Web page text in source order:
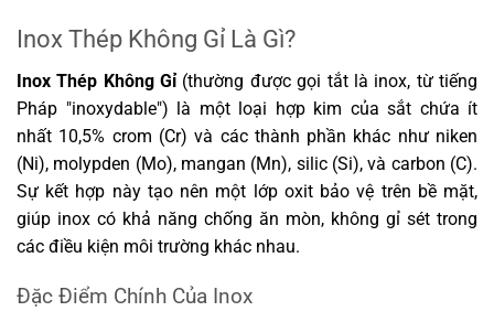
Inox Thép Không Gỉ Là Gì?
Inox Thép Không Gỉ(thường được gọi tắt là inox, từ tiếng
Pháp "inoxydable") là một loại hợp kim của sắt chứa ít
nhất 10,5% crom (Cr) và các thành phần khác như niken
(Ni), molypden (Mo), mangan (Mn), silic (Si), và carbon (C).
Sự kết hợp này tạo nên một lớp oxit bảo vệ trên bề mặt,
giúp inox có khả năng chống ăn mòn, không gỉ sét trong
các điều kiện môi trường khác nhau.
Đặc Điểm Chính Của Inox